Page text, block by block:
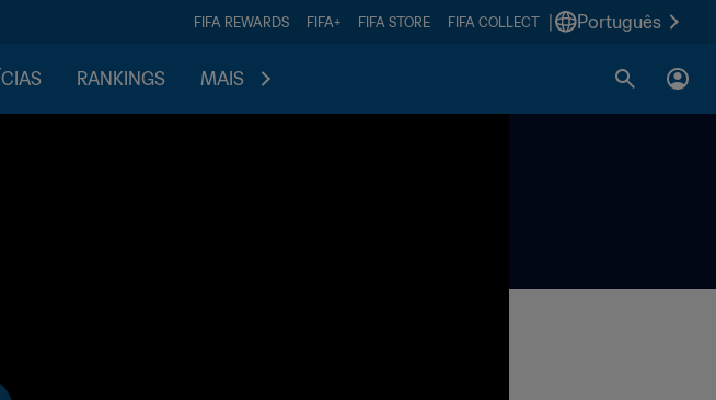
FIFA REWARDS FIFA+ FIFA STORE FIFA COLLECT Português
RANKINGS MAIS